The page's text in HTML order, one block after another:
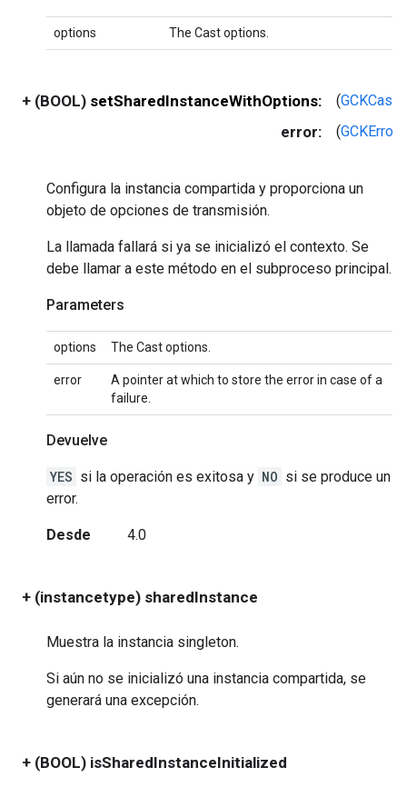
options The Cast options.
+ (BOOL) setSharedInstanceWithOptions: (
error: (GCKError
Configura la instancia compartida y proporciona un
objeto de opciones de transmisión.
La llamada fallará si ya se inicializó el contexto. Se
debe llamar a este método en el subproceso principal.
Parameters
options The Cast options.
error
A pointer at which to store the error in case of a
failure.
Devuelve
YES si la operación es exitosa y NO si se produce un
error.
Desde 4.0
+ (instancetype) sharedInstance
Muestra la instancia singleton.
Si aún no se inicializó una instancia compartida, se
generará una excepción.
+ (BOOL) isSharedInstanceInitialized